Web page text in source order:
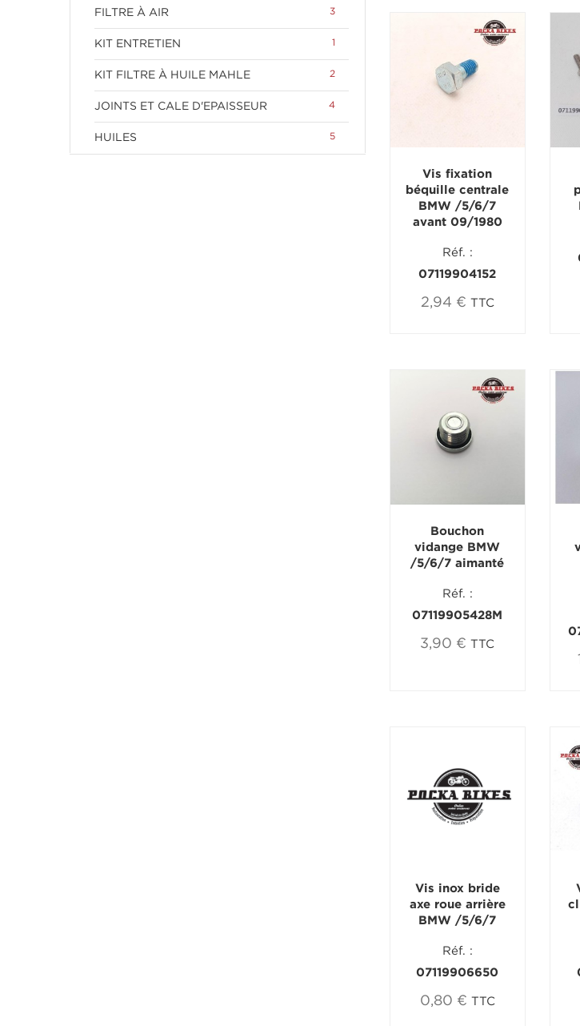
FILTRE À AIR 3
KIT ENTRETIEN 1
KIT FILTRE À HUILE MAHLE 2
JOINTS ET CALE D'EPAISSEUR 4
HUILES 5
Vis fixation
béquille centrale
BMW /5/6/7
avant 09/1980
Réf. :
07119904152
2,94 € TTC
Bouchon
vidange BMW
/5/6/7 aimanté
Réf. :
07119905428M
3,90 € TTC
Vis inox bride
axe roue arrière
BMW /5/6/7
Réf. :
07119906650
0,80 € TTC